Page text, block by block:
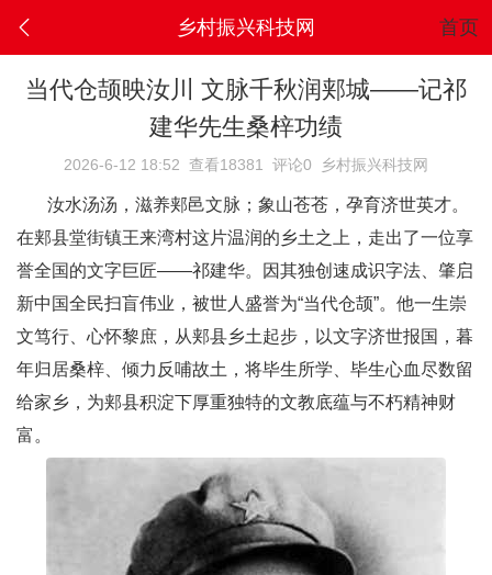
乡村振兴科技网 首页
当代仓颉映汝川 文脉千秋润郏城——记祁
建华先生桑梓功绩
2026-6-12 18:52 查看18381 评论0 乡村振兴科技网
汝水汤汤，滋养郏邑文脉；象山苍苍，孕育济世英才。
在郏县堂街镇王来湾村这片温润的乡土之上，走出了一位享
誉全国的文字巨匠——祁建华。因其独创速成识字法、肇启
新中国全民扫盲伟业，被世人盛誉为“当代仓颉”。他一生崇
文笃行、心怀黎庶，从郏县乡土起步，以文字济世报国，暮
年归居桑梓、倾力反哺故土，将毕生所学、毕生心血尽数留
给家乡，为郏县积淀下厚重独特的文教底蕴与不朽精神财
富。